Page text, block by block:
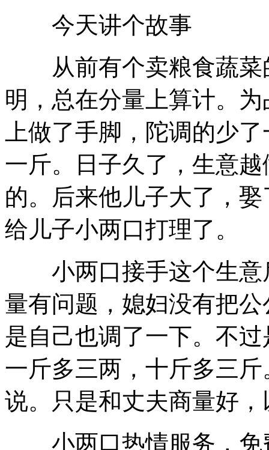
今天讲个故事
从前有个卖粮食蔬菜
明，总在分量上算计。
上做了手脚，陀调的少
一斤。日子久了，生意
的。后来他儿子大了，
给儿子小两口打理了。
小两口接手这个生意
量有问题，媳妇没有把
是自己也调了一下。不
一斤多三两，十斤多三
说。只是和丈夫商量好
小两口热情服务，免